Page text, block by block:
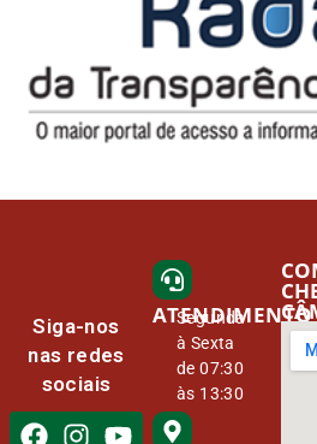
Siga-nos
nas redes
sociais
ATENDIMENTO
Segunda
à Sexta
de 07:30
às 13:30